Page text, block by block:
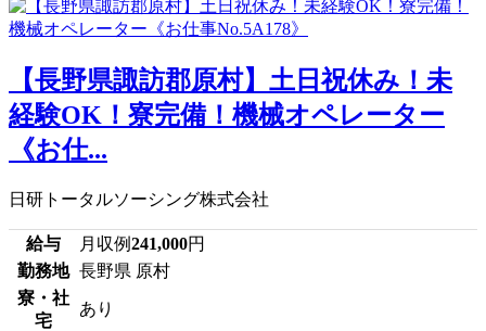
【長野県諏訪郡原村】土日祝休み！未
経験OK！寮完備！機械オペレーター
《お仕...
日研トータルソーシング株式会社
給与 月収例241,000円
勤務地 長野県 原村
寮・社
宅
あり